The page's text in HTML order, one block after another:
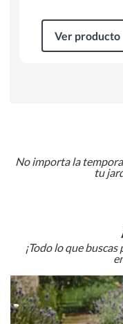
Ver producto
No importa la
tu
¡Todo lo que